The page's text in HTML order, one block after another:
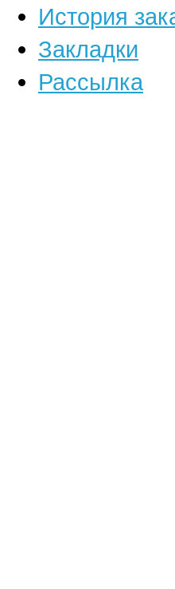
История
Закладки
Рассылка